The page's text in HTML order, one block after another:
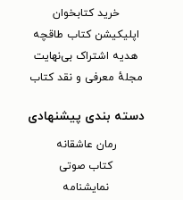
خرید کتابخوان
اپلیکیشن کتاب طاقچه
هدیه اشتراک بی‌نهایت
مجلهٔ معرفی و نقد کتاب
دسته بندی پیشنهادی
رمان عاشقانه
کتاب‌ صوتی
نمایشنامه